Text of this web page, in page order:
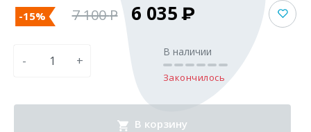
-15% 7 100 6 035
- +
В наличии
Закончилось
В корзину